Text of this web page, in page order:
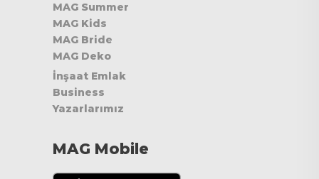
MAG Summer
MAG Kids
MAG Bride
MAG Deko
İnşaat Emlak
Business
Yazarlarımız
MAG Mobile